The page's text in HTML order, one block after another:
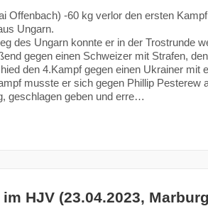
Offenbach) -60 kg verlor den ersten
Ungarn.
des Ungarn konnte er in der Trostrunde
gegen einen Schweizer mit Strafen,
den 4.Kampf gegen einen Ukrainer mit
musste er sich gegen Phillip Pesterew
geschlagen geben und erre…
HJV (23.04.2023,